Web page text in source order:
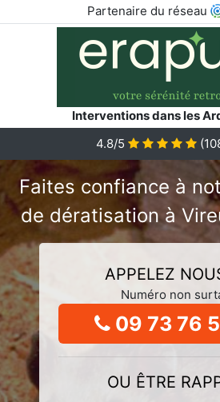
Partenaire du réseau
Interventions dans les
4.8/5
(
Faites confiance à
de dératisation à
APPELEZ
Numéro non
09 73 76
OU ÊTRE